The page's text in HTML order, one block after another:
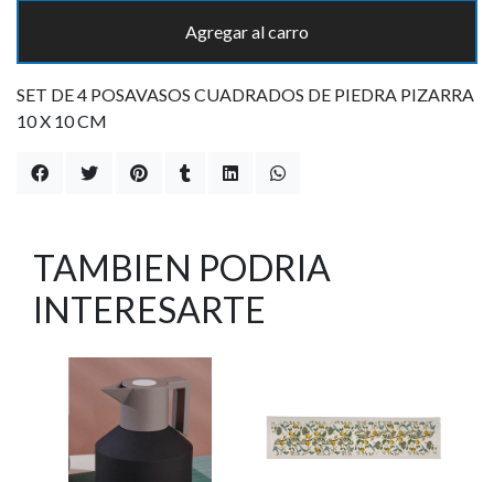
Agregar al carro
SET DE 4 POSAVASOS CUADRADOS DE PIEDRA PIZARRA
10 X 10 CM
TAMBIEN PODRIA
INTERESARTE